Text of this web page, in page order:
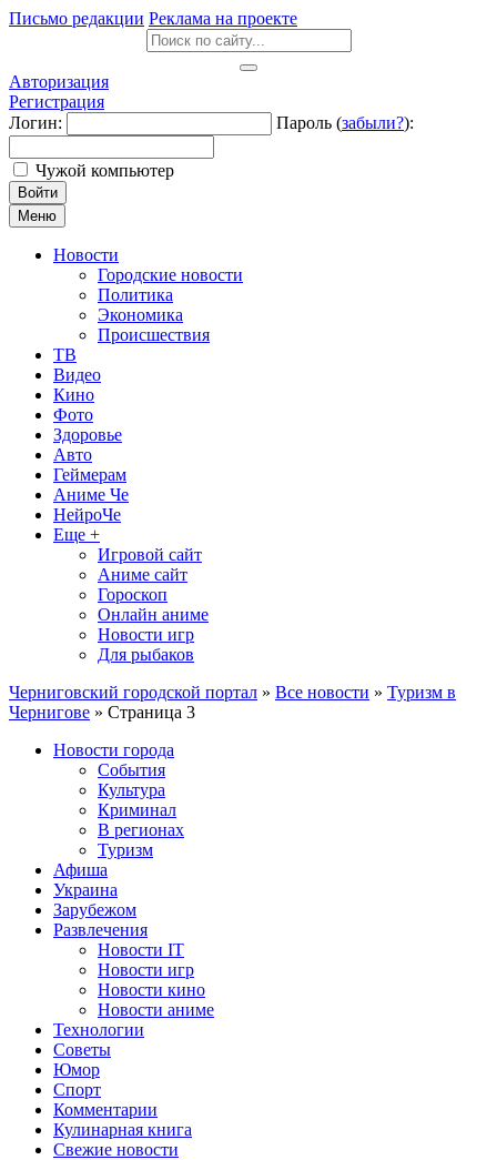
Письмо редакции Реклама на проекте
Авторизация
Регистрация
Логин:
Пароль (забыли?):
Чужой компьютер
Войти
Меню
Новости
Городские новости
Политика
Экономика
Происшествия
ТВ
Видео
Кино
Фото
Здоровье
Авто
Геймерам
Аниме Че
НейроЧе
Еще +
Игровой сайт
Аниме сайт
Гороскоп
Онлайн аниме
Новости игр
Для рыбаков
Черниговский городской портал » Все новости » Туризм в
Чернигове » Страница 3
Новости города
События
Культура
Криминал
В регионах
Туризм
Афиша
Украина
Зарубежом
Развлечения
Новости IT
Новости игр
Новости кино
Новости аниме
Технологии
Советы
Юмор
Спорт
Комментарии
Кулинарная книга
Свежие новости